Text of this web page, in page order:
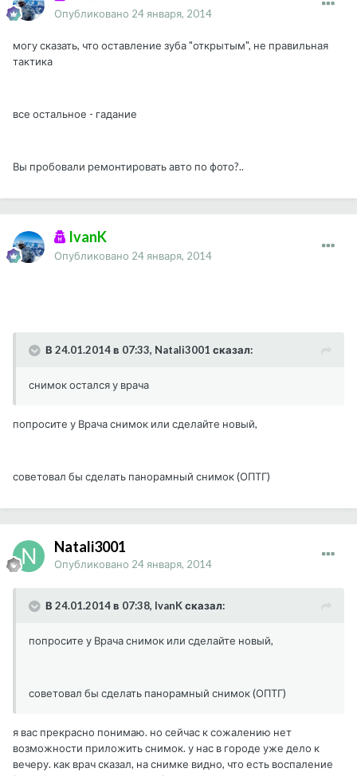
Опубликовано 24 января, 2014
могу сказать, что оставление зуба "открытым", не правильная
тактика
все остальное - гадание
Вы пробовали ремонтировать авто по фото?..
IvanK
Опубликовано 24 января, 2014
В 24.01.2014 в 07:33, Natali3001 сказал:
снимок остался у врача
попросите у Врача снимок или сделайте новый,
советовал бы сделать панорамный снимок (ОПТГ)
Natali3001
Опубликовано 24 января, 2014
В 24.01.2014 в 07:38, IvanK сказал:
попросите у Врача снимок или сделайте новый,
советовал бы сделать панорамный снимок (ОПТГ)
я вас прекрасно понимаю. но сейчас к сожалению нет
возможности приложить снимок. у нас в городе уже дело к
вечеру. как врач сказал, на снимке видно, что есть воспаление